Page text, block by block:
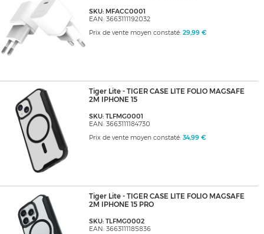
SKU: MFACC0001
EAN: 3663111192032
Prix de vente moyen constaté: 29,99 €
Tiger Lite - TIGER CASE LITE FOLIO MAGSAFE
2M IPHONE 15
SKU: TLFMG0001
EAN: 3663111184730
Prix de vente moyen constaté: 34,99 €
Tiger Lite - TIGER CASE LITE FOLIO MAGSAFE
2M IPHONE 15 PRO
SKU: TLFMG0002
EAN: 3663111185836